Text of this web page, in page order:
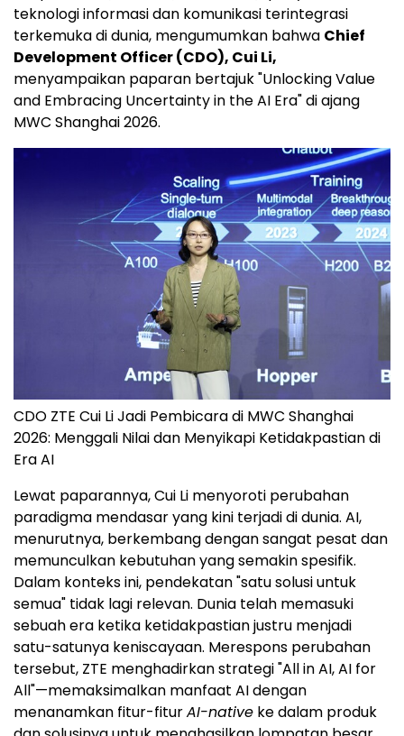
teknologi informasi dan komunikasi terintegrasi
terkemuka di dunia, mengumumkan bahwa Chief
Development Officer (CDO), Cui Li,
menyampaikan paparan bertajuk "Unlocking Value
and Embracing Uncertainty in the AI Era" di ajang
MWC Shanghai 2026.
CDO ZTE Cui Li Jadi Pembicara di MWC Shanghai
2026: Menggali Nilai dan Menyikapi Ketidakpastian di
Era AI
Lewat paparannya, Cui Li menyoroti perubahan
paradigma mendasar yang kini terjadi di dunia. AI,
menurutnya, berkembang dengan sangat pesat dan
memunculkan kebutuhan yang semakin spesifik.
Dalam konteks ini, pendekatan "satu solusi untuk
semua" tidak lagi relevan. Dunia telah memasuki
sebuah era ketika ketidakpastian justru menjadi
satu-satunya keniscayaan. Merespons perubahan
tersebut, ZTE menghadirkan strategi "All in AI, AI for
All"—memaksimalkan manfaat AI dengan
menanamkan fitur-fiturAI-native ke dalam produk